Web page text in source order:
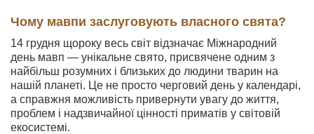
Чому мавпи заслуговують власного свята?
14 грудня щороку весь світ відзначає Міжнародний
день мавп — унікальне свято, присвячене одним з
найбільш розумних і близьких до людини тварин на
нашій планеті. Це не просто черговий день у календарі,
а справжня можливість привернути увагу до життя,
проблем і надзвичайної цінності приматів у світовій
екосистемі.